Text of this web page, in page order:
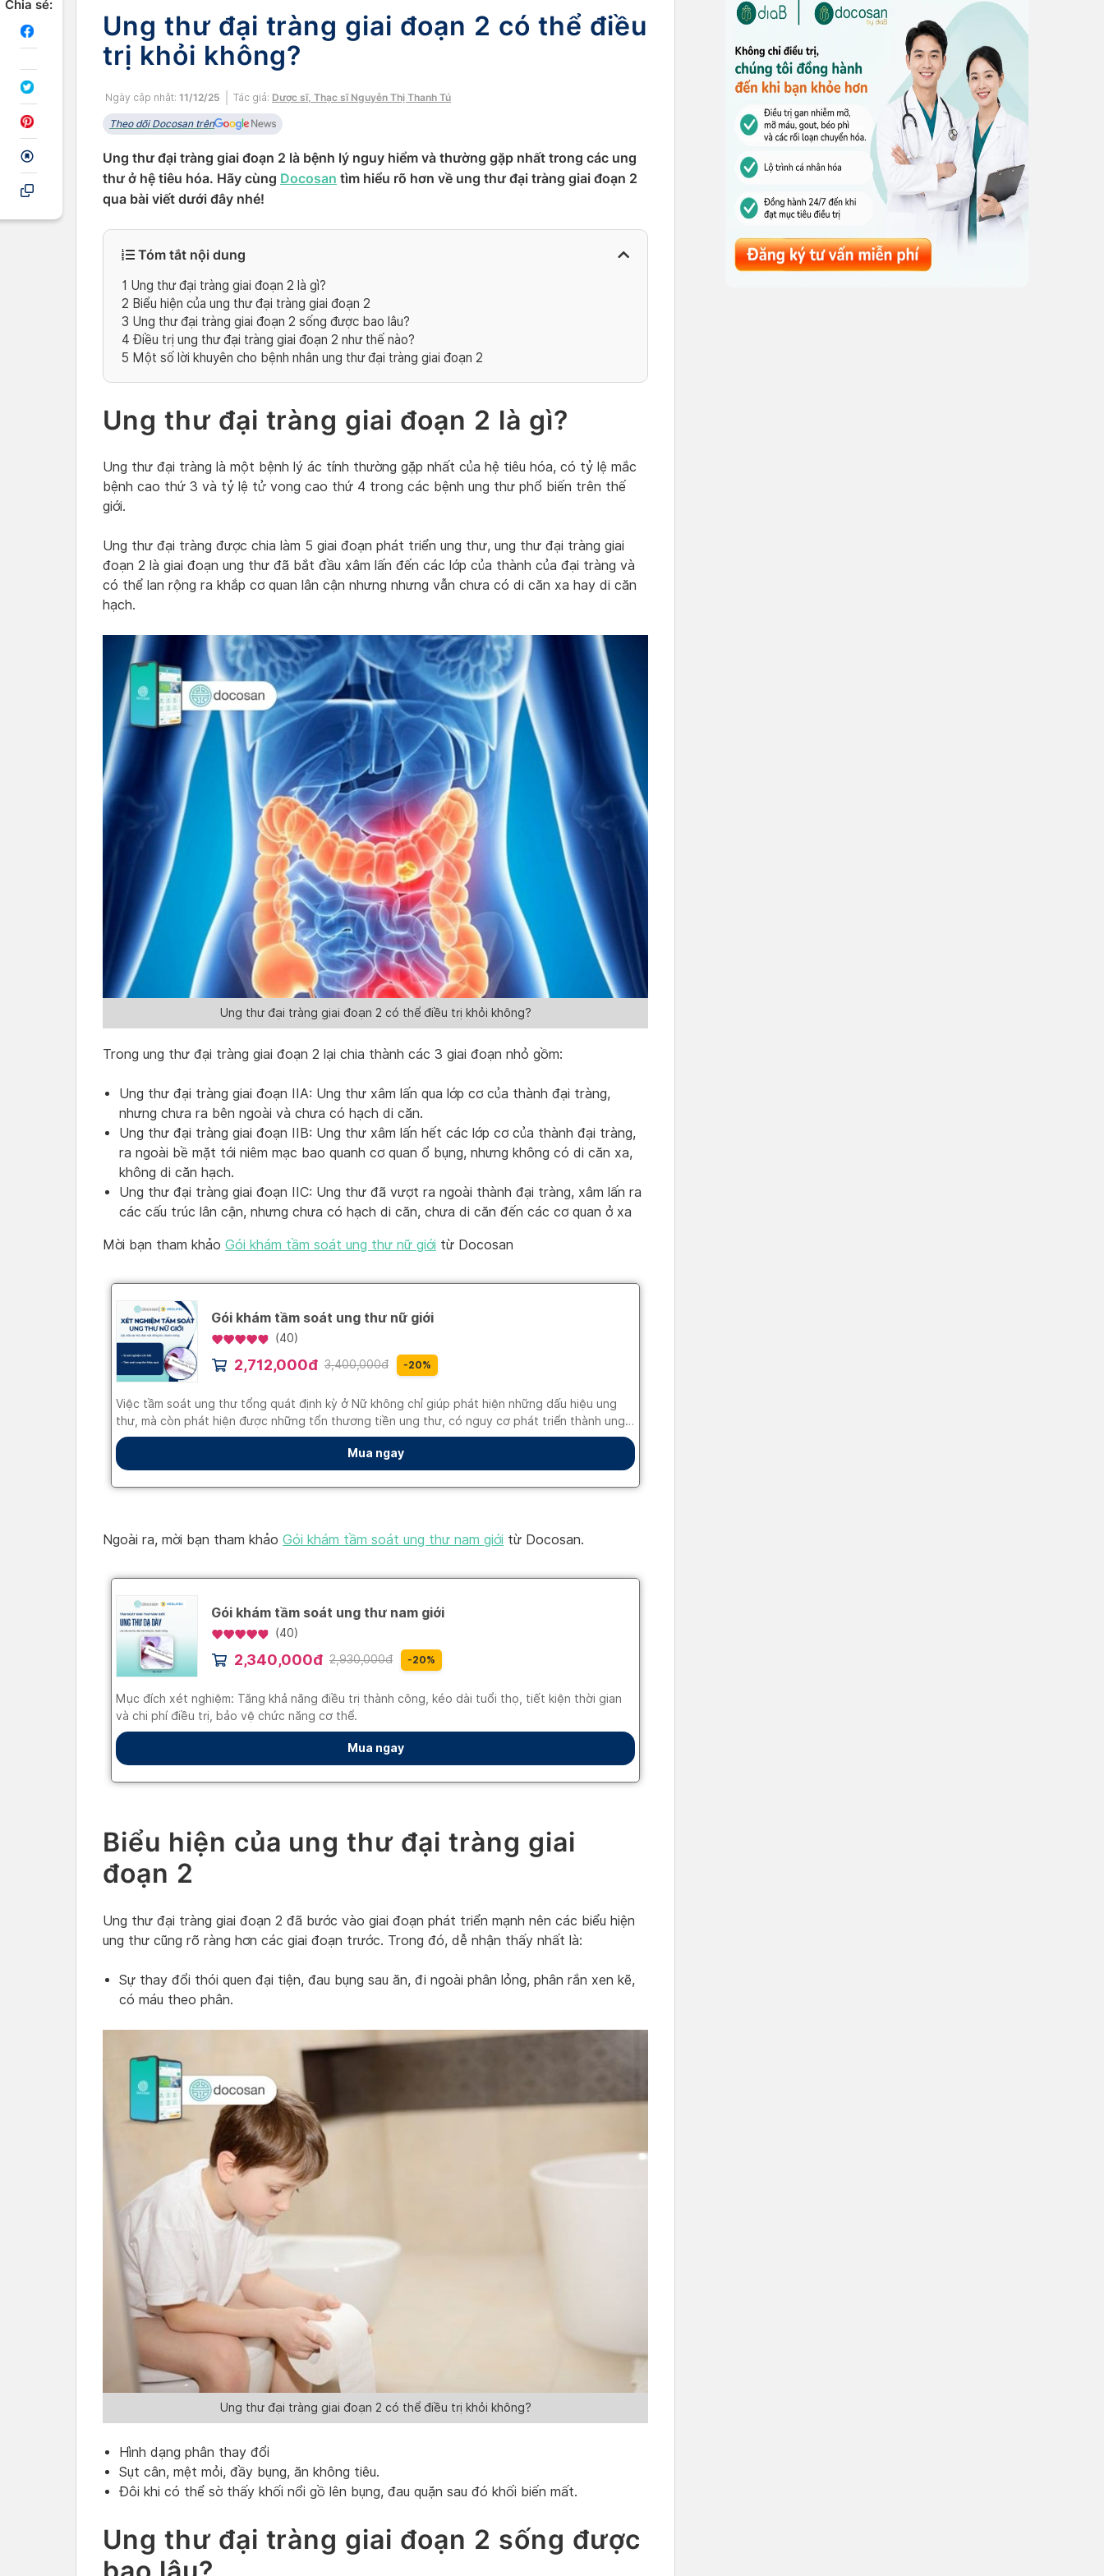
Chia sẻ:
Ung thư đại tràng giai đoạn 2 có thể điều
trị khỏi không?
Ngày cập nhật: 11/12/25 Tác giả: Dược sĩ, Thạc sĩ Nguyễn Thị Thanh Tú
Theo dõi Docosan trên
Ung thư đại tràng giai đoạn 2 là bệnh lý nguy hiểm và thường gặp nhất trong các ung
thư ở hệ tiêu hóa. Hãy cùng Docosan tìm hiểu rõ hơn về ung thư đại tràng giai đoạn 2
qua bài viết dưới đây nhé!
Tóm tắt nội dung
1 Ung thư đại tràng giai đoạn 2 là gì?
2 Biểu hiện của ung thư đại tràng giai đoạn 2
3 Ung thư đại tràng giai đoạn 2 sống được bao lâu?
4 Điều trị ung thư đại tràng giai đoạn 2 như thế nào?
5 Một số lời khuyên cho bệnh nhân ung thư đại tràng giai đoạn 2
Ung thư đại tràng giai đoạn 2 là gì?
Ung thư đại tràng là một bệnh lý ác tính thường gặp nhất của hệ tiêu hóa, có tỷ lệ mắc
bệnh cao thứ 3 và tỷ lệ tử vong cao thứ 4 trong các bệnh ung thư phổ biến trên thế
giới.
Ung thư đại tràng được chia làm 5 giai đoạn phát triển ung thư, ung thư đại tràng giai
đoạn 2 là giai đoạn ung thư đã bắt đầu xâm lấn đến các lớp của thành của đại tràng và
có thể lan rộng ra khắp cơ quan lân cận nhưng nhưng vẫn chưa có di căn xa hay di căn
hạch.
Ung thư đại tràng giai đoạn 2 có thể điều trị khỏi không?
Trong ung thư đại tràng giai đoạn 2 lại chia thành các 3 giai đoạn nhỏ gồm:
Ung thư đại tràng giai đoạn IIA: Ung thư xâm lấn qua lớp cơ của thành đại tràng,
nhưng chưa ra bên ngoài và chưa có hạch di căn.
Ung thư đại tràng giai đoạn IIB: Ung thư xâm lấn hết các lớp cơ của thành đại tràng,
ra ngoài bề mặt tới niêm mạc bao quanh cơ quan ổ bụng, nhưng không có di căn xa,
không di căn hạch.
Ung thư đại tràng giai đoạn IIC: Ung thư đã vượt ra ngoài thành đại tràng, xâm lấn ra
các cấu trúc lân cận, nhưng chưa có hạch di căn, chưa di căn đến các cơ quan ở xa
Mời bạn tham khảo Gói khám tầm soát ung thư nữ giới từ Docosan
Ngoài ra, mời bạn tham khảo Gói khám tầm soát ung thư nam giới từ Docosan.
Biểu hiện của ung thư đại tràng giai
đoạn 2
Ung thư đại tràng giai đoạn 2 đã bước vào giai đoạn phát triển mạnh nên các biểu hiện
ung thư cũng rõ ràng hơn các giai đoạn trước. Trong đó, dễ nhận thấy nhất là:
Sự thay đổi thói quen đại tiện, đau bụng sau ăn, đi ngoài phân lỏng, phân rắn xen kẽ,
có máu theo phân.
Ung thư đại tràng giai đoạn 2 có thể điều trị khỏi không?
Hình dạng phân thay đổi
Sụt cân, mệt mỏi, đầy bụng, ăn không tiêu.
Đôi khi có thể sờ thấy khối nổi gồ lên bụng, đau quặn sau đó khối biến mất.
Ung thư đại tràng giai đoạn 2 sống được